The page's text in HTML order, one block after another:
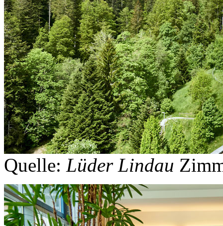
Quelle: Lüder Lindau